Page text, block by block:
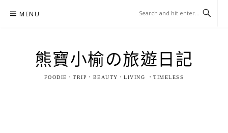
MENU
熊寶小榆の旅遊日記
FOODIE．TRIP．BEAUTY．LIVING ．TIMELESS